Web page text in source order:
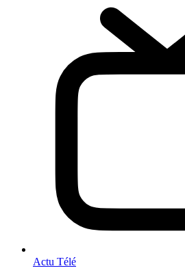
Actu Télé